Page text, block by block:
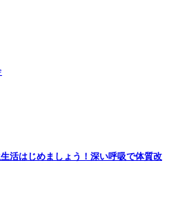
活はじめましょう！深い呼吸で体質改